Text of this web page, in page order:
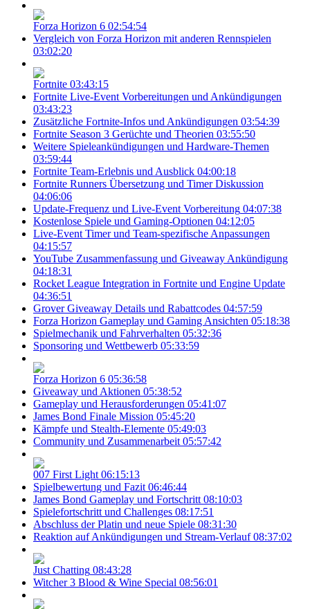
Forza Horizon 6 02:54:54
Vergleich von Forza Horizon mit anderen Rennspielen
03:02:20
Fortnite 03:43:15
Fortnite Live-Event Vorbereitungen und Ankündigungen
03:43:23
Zusätzliche Fortnite-Infos und Ankündigungen 03:54:39
Fortnite Season 3 Gerüchte und Theorien 03:55:50
Weitere Spieleankündigungen und Hardware-Themen
03:59:44
Fortnite Team-Erlebnis und Ausblick 04:00:18
Fortnite Runners Übersetzung und Timer Diskussion
04:06:06
Update-Frequenz und Live-Event Vorbereitung 04:07:38
Kostenlose Spiele und Gaming-Optionen 04:12:05
Live-Event Timer und Team-spezifische Anpassungen
04:15:57
YouTube Zusammenfassung und Giveaway Ankündigung
04:18:31
Rocket League Integration in Fortnite und Engine Update
04:36:51
Grover Giveaway Details und Rabattcodes 04:57:59
Forza Horizon Gameplay und Gaming Ansichten 05:18:38
Spielmechanik und Fahrverhalten 05:32:36
Sponsoring und Wettbewerb 05:33:59
Forza Horizon 6 05:36:58
Giveaway und Aktionen 05:38:52
Gameplay und Herausforderungen 05:41:07
James Bond Finale Mission 05:45:20
Kämpfe und Stealth-Elemente 05:49:03
Community und Zusammenarbeit 05:57:42
007 First Light 06:15:13
Spielbewertung und Fazit 06:46:44
James Bond Gameplay und Fortschritt 08:10:03
Spielefortschritt und Challenges 08:17:51
Abschluss der Platin und neue Spiele 08:31:30
Reaktion auf Ankündigungen und Stream-Verlauf 08:37:02
Just Chatting 08:43:28
Witcher 3 Blood & Wine Special 08:56:01